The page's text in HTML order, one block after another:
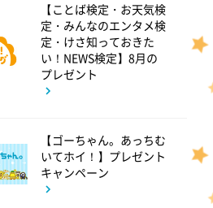
【ことば検定・お天気検
定・みんなのエンタメ検
定・けさ知っておきた
い！NEWS検定】8月の
プレゼント
【ゴーちゃん。あっちむ
いてホイ！】プレゼント
キャンペーン